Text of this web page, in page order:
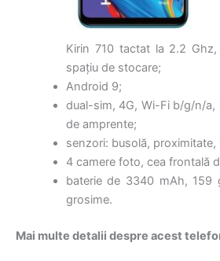
Kirin 710 tactat la 2.2
spațiu de stocare;
Android 9;
dual-sim, 4G, Wi-Fi b/g/n/a,
de amprente;
senzori: busolă, proximitate,
4 camere foto, cea frontală
baterie de 3340 mAh, 159
grosime.
Mai multe detalii despre acest